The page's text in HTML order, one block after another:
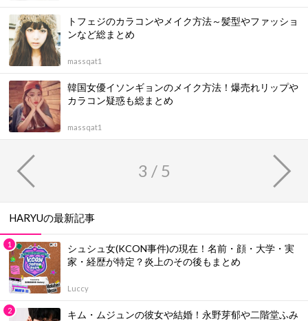
トフェジのカラコンやメイク方法～髪型やファッショ
ンなど総まとめ
massqat1
韓国女優イソンギョンのメイク方法！爆売れリップや
カラコン疑惑も総まとめ
massqat1
3 / 5
HARYUの最新記事
シュシュ女(KCON事件)の現在！名前・顔・大学・実
家・経歴が特定？炎上のその後もまとめ
Luccy
キム・ムジュンの彼女や結婚！永野芽郁や二階堂ふみ